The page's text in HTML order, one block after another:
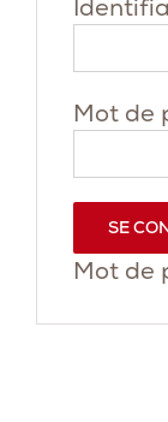
Mot de
SE
Mot de